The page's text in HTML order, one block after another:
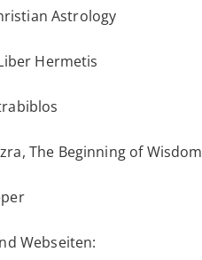
Astrology
Hermetis
The Beginning of Wisdom
Webseiten: